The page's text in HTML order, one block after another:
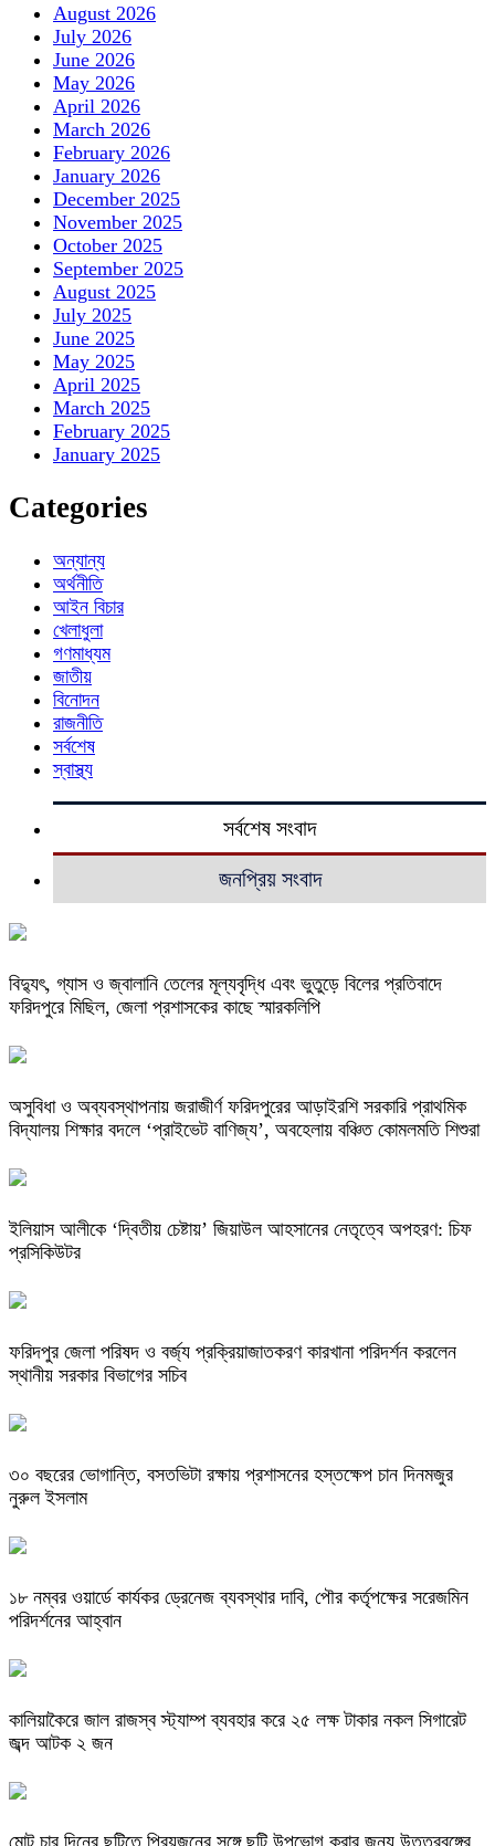
August 2026
July 2026
June 2026
May 2026
April 2026
March 2026
February 2026
January 2026
December 2025
November 2025
October 2025
September 2025
August 2025
July 2025
June 2025
May 2025
April 2025
March 2025
February 2025
January 2025
Categories
অন্যান্য
অর্থনীতি
আইন বিচার
খেলাধুলা
গণমাধ্যম
জাতীয়
বিনোদন
রাজনীতি
সর্বশেষ
স্বাস্থ্য
সর্বশেষ সংবাদ
জনপ্রিয় সংবাদ
বিদ্যুৎ, গ্যাস ও জ্বালানি তেলের মূল্যবৃদ্ধি এবং ভুতুড়ে বিলের প্রতিবাদে
ফরিদপুরে মিছিল, জেলা প্রশাসকের কাছে স্মারকলিপি
অসুবিধা ও অব্যবস্থাপনায় জরাজীর্ণ ফরিদপুরের আড়াইরশি সরকারি প্রাথমিক
বিদ্যালয় শিক্ষার বদলে ‘প্রাইভেট বাণিজ্য’, অবহেলায় বঞ্চিত কোমলমতি শিশুরা
ইলিয়াস আলীকে ‘দ্বিতীয় চেষ্টায়’ জিয়াউল আহসানের নেতৃত্বে অপহরণ: চিফ
প্রসিকিউটর
ফরিদপুর জেলা পরিষদ ও বর্জ্য প্রক্রিয়াজাতকরণ কারখানা পরিদর্শন করলেন
স্থানীয় সরকার বিভাগের সচিব
৩০ বছরের ভোগান্তি, বসতভিটা রক্ষায় প্রশাসনের হস্তক্ষেপ চান দিনমজুর
নুরুল ইসলাম
১৮ নম্বর ওয়ার্ডে কার্যকর ড্রেনেজ ব্যবস্থার দাবি, পৌর কর্তৃপক্ষের সরেজমিন
পরিদর্শনের আহ্বান
কালিয়াকৈরে জাল রাজস্ব স্ট্যাম্প ব্যবহার করে ২৫ লক্ষ টাকার নকল সিগারেট
জব্দ আটক ২ জন